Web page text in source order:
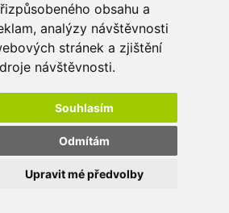
obsahu a
analýzy návštěvnosti
stránek a zjištění
návštěvnosti.
Souhlasím
Odmítám
Upravit mé předvolby